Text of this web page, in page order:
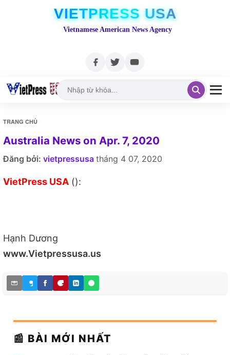
VIETPRESS USA
Vietnamese American News Agency
TRANG CHỦ
Australia News on Apr. 7, 2020
Đăng bởi: vietpressusa tháng 4 07, 2020
VietPress USA ():
Hạnh Dương
www.Vietpressusa.us
📰 BÀI MỚI NHẤT